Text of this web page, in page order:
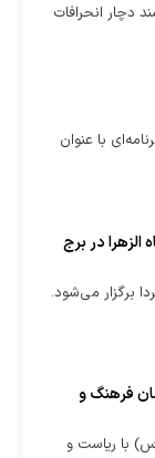
دچار انحرافات
با عنوان
در برج
برگزار می‌شود.
فرهنگ و
با ریاست و